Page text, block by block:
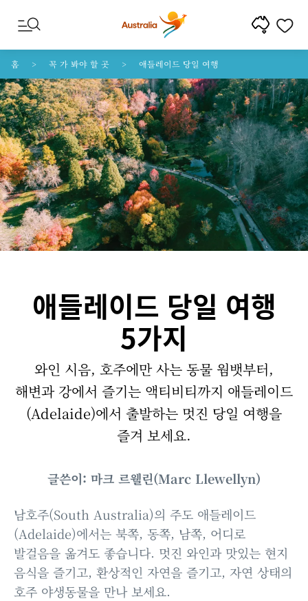
콘텐트로 건너뛰기
꼬리말 내비게이션으로 건너뛰기
홈 꼭 가 봐야 할 곳 애들레이드 당일 여행
애들레이드 당일 여행
5가지
와인 시음, 호주에만 사는 동물 웜뱃부터,
해변과 강에서 즐기는 액티비티까지 애들레이드
(Adelaide)에서 출발하는 멋진 당일 여행을
즐겨 보세요.
글쓴이: 마크 르웰린(Marc Llewellyn)
남호주(South Australia)의 주도 애들레이드
(Adelaide)에서는 북쪽, 동쪽, 남쪽, 어디로
발걸음을 옮겨도 좋습니다. 멋진 와인과 맛있는 현지
음식을 즐기고, 환상적인 자연을 즐기고, 자연 상태의
호주 야생동물을 만나 보세요.